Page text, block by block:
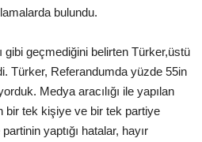
bulundu.
gibi geçmediğini belirten Türker,üstü
Türker, Referandumda yüzde 55in
Medya aracılığı ile yapılan
bir tek kişiye ve bir tek partiye
yaptığı hatalar, hayır